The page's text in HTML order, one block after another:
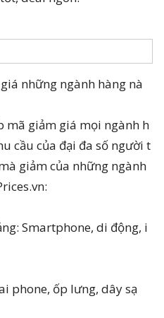
những ngành hàng nà
mã giảm giá mọi ngành h
cầu của đại đa số người t
giảm của những ngành
Smartphone, di động, i
phone, ốp lưng, dây sạ